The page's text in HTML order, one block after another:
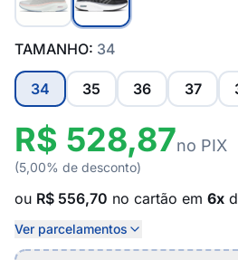
TAMANHO: 34
34 35 36 37
R$ 528,87no PIX
(5,00% de desconto)
ou R$ 556,70 no cartão em 6x
Ver parcelamentos